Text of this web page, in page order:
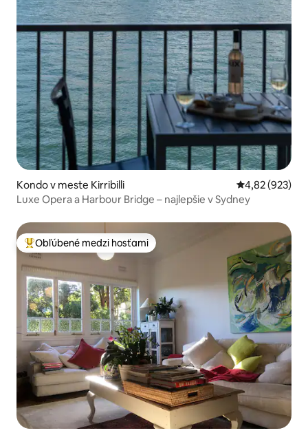
Kondo v meste Kirribilli Priemerné
4,82 (923)
Luxe Opera a Harbour Bridge – najlepšie v Sydney
Najobľúbenejšie medzi hosťami
Obľúbené medzi hosťami